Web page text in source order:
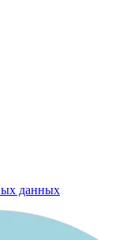
данных